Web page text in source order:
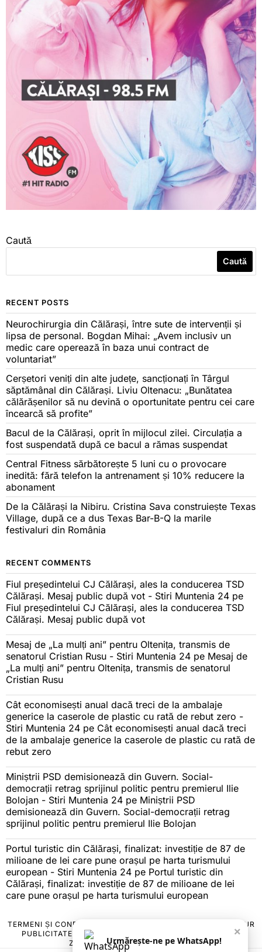
Caută
Caută
RECENT POSTS
Neurochirurgia din Călărași, între sute de intervenții și
lipsa de personal. Bogdan Mihai: „Avem inclusiv un
medic care operează în baza unui contract de
voluntariat”
Cerșetori veniți din alte județe, sancționați în Târgul
săptămânal din Călărași. Liviu Oltenacu: „Bunătatea
călărășenilor să nu devină o oportunitate pentru cei care
încearcă să profite”
Bacul de la Călărași, oprit în mijlocul zilei. Circulația a
fost suspendată după ce bacul a rămas suspendat
Central Fitness sărbătorește 5 luni cu o provocare
inedită: fără telefon la antrenament și 10% reducere la
abonament
De la Călărași la Nibiru. Cristina Sava construiește Texas
Village, după ce a dus Texas Bar-B-Q la marile
festivaluri din România
RECENT COMMENTS
Fiul președintelui CJ Călărași, ales la conducerea TSD
Călărași. Mesaj public după vot - Stiri Muntenia 24 pe
Fiul președintelui CJ Călărași, ales la conducerea TSD
Călărași. Mesaj public după vot
Mesaj de „La mulți ani” pentru Oltenița, transmis de
senatorul Cristian Rusu - Stiri Muntenia 24 pe Mesaj de
„La mulți ani” pentru Oltenița, transmis de senatorul
Cristian Rusu
Cât economisești anual dacă treci de la ambalaje
generice la caserole de plastic cu rată de rebut zero -
Stiri Muntenia 24 pe Cât economisești anual dacă treci
de la ambalaje generice la caserole de plastic cu rată de
rebut zero
Miniștrii PSD demisionează din Guvern. Social-
democrații retrag sprijinul politic pentru premierul Ilie
Bolojan - Stiri Muntenia 24 pe Miniștrii PSD
demisionează din Guvern. Social-democrații retrag
sprijinul politic pentru premierul Ilie Bolojan
Portul turistic din Călărași, finalizat: investiție de 87 de
milioane de lei care pune orașul pe harta turismului
european - Stiri Muntenia 24 pe Portul turistic din
Călărași, finalizat: investiție de 87 de milioane de lei
care pune orașul pe harta turismului european
TERMENI ȘI CONDIȚII
POLITICA DE ANULARE & RETUR
PUBLICITATE ONLINE & TIPĂRITĂ
CONTACT
ZIARUL ANUNȚUL CĂLĂRĂȘEAN
×
Urmărește-ne pe WhatsApp!